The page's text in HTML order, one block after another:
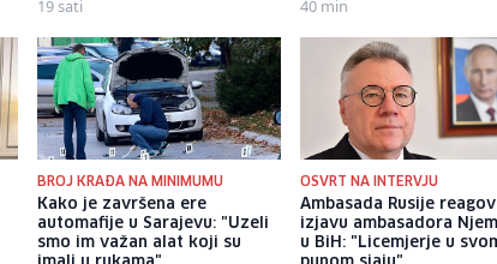
19 sati 40 min
BROJ KRAĐA NA MINIMUMU
Kako je završena ere
automafije u Sarajevu: "Uzeli
smo im važan alat koji su
OSVRT NA INTERVJU
Ambasada Rusije
izjavu ambasadora
u BiH: "Licemjerje u